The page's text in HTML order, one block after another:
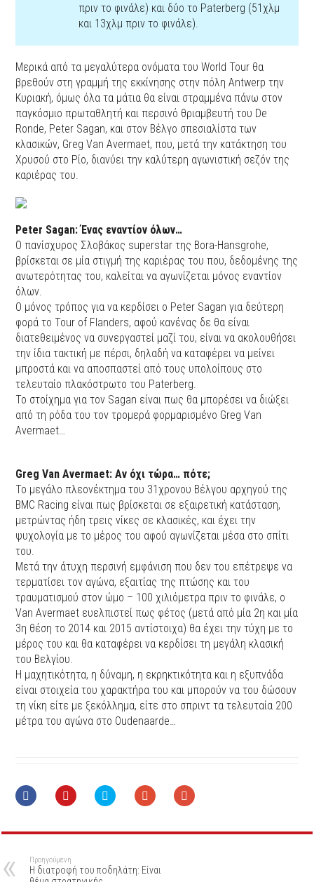
πριν το φινάλε) και δύο το Paterberg (51χλμ
και 13χλμ πριν το φινάλε).
Μερικά από τα μεγαλύτερα ονόματα του World Tour θα
βρεθούν στη γραμμή της εκκίνησης στην πόλη Antwerp την
Κυριακή, όμως όλα τα μάτια θα είναι στραμμένα πάνω στον
παγκόσμιο πρωταθλητή και περσινό θριαμβευτή του De
Ronde, Peter Sagan, και στον Βέλγο σπεσιαλίστα των
κλασικών, Greg Van Avermaet, που, μετά την κατάκτηση του
Χρυσού στο Ρίο, διανύει την καλύτερη αγωνιστική σεζόν της
καριέρας του.
Peter Sagan: Ένας εναντίον όλων…
Ο πανίσχυρος Σλοβάκος superstar της Bora-Hansgrohe,
βρίσκεται σε μία στιγμή της καριέρας του που, δεδομένης της
ανωτερότητας του, καλείται να αγωνίζεται μόνος εναντίον
όλων.
Ο μόνος τρόπος για να κερδίσει ο Peter Sagan για δεύτερη
φορά το Tour of Flanders, αφού κανένας δε θα είναι
διατεθειμένος να συνεργαστεί μαζί του, είναι να ακολουθήσει
την ίδια τακτική με πέρσι, δηλαδή να καταφέρει να μείνει
μπροστά και να αποσπαστεί από τους υπολοίπους στο
τελευταίο πλακόστρωτο του Paterberg.
Το στοίχημα για τον Sagan είναι πως θα μπορέσει να διώξει
από τη ρόδα του τον τρομερά φορμαρισμένο Greg Van
Avermaet…
Greg Van Avermaet: Αν όχι τώρα… πότε;
Το μεγάλο πλεονέκτημα του 31χρονου Βέλγου αρχηγού της
BMC Racing είναι πως βρίσκεται σε εξαιρετική κατάσταση,
μετρώντας ήδη τρεις νίκες σε κλασικές, και έχει την
ψυχολογία με το μέρος του αφού αγωνίζεται μέσα στο σπίτι
του.
Μετά την άτυχη περσινή εμφάνιση που δεν του επέτρεψε να
τερματίσει τον αγώνα, εξαιτίας της πτώσης και του
τραυματισμού στον ώμο – 100 χιλιόμετρα πριν το φινάλε, ο
Van Avermaet ευελπιστεί πως φέτος (μετά από μία 2η και μία
3η θέση το 2014 και 2015 αντίστοιχα) θα έχει την τύχη με το
μέρος του και θα καταφέρει να κερδίσει τη μεγάλη κλασική
του Βελγίου.
Η μαχητικότητα, η δύναμη, η εκρηκτικότητα και η εξυπνάδα
είναι στοιχεία του χαρακτήρα του και μπορούν να του δώσουν
τη νίκη είτε με ξεκόλλημα, είτε στο σπριντ τα τελευταία 200
μέτρα του αγώνα στο Oudenaarde…
Προηγούμενη
Η διατροφή του ποδηλάτη: Είναι